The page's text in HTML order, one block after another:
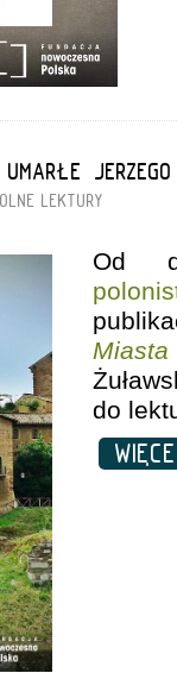
LEKTURY
Od
do